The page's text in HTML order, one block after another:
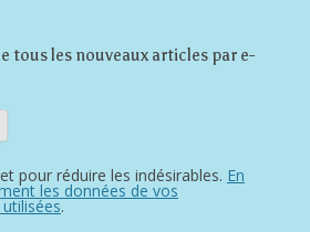
tous les nouveaux articles par e-
pour réduire les indésirables. En
les données de vos
.